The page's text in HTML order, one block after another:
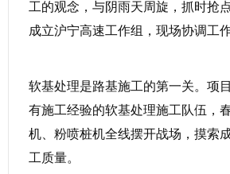
工的观念，与阴雨天周旋，抓时抢
成立沪宁高速工作组，现场协调工作
软基处理是路基施工的第一关。项
有施工经验的软基处理施工队伍，
机、粉喷桩机全线摆开战场，摸索
工质量。